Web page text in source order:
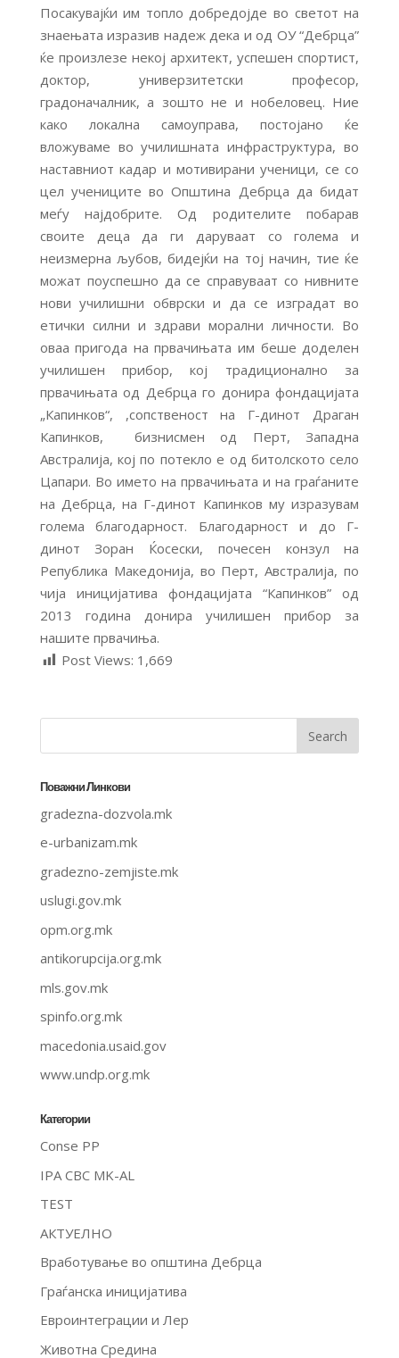
Посакувајќи им топло добредојде во светот на
знаењата изразив надеж дека и од ОУ “Дебрца”
ќе произлезе некој архитект, успешен спортист,
доктор, универзитетски професор,
градоначалник, а зошто не и нобеловец. Ние
како локална самоуправа, постојано ќе
вложуваме во училишната инфраструктура, во
наставниот кадар и мотивирани ученици, се со
цел учениците во Општина Дебрца да бидат
меѓу најдобрите. Од родителите побарав
своите деца да ги даруваат со голема и
неизмерна љубов, бидејќи на тој начин, тие ќе
можат поуспешно да се справуваат со нивните
нови училишни обврски и да се изградат во
етички силни и здрави морални личности. Во
оваа пригода на првачињата им беше доделен
училишен прибор, кој традиционално за
првачињата од Дебрца го донира фондацијата
„Капинков“, ,сопственост на Г-динот Драган
Капинков, бизнисмен од Перт, Западна
Австралија, кој по потекло е од битолското село
Цапари. Во името на првачињата и на граѓаните
на Дебрца, на Г-динот Капинков му изразувам
голема благодарност. Благодарност и до Г-
динот Зоран Ќосески, почесен конзул на
Република Македонија, во Перт, Австралија, по
чија иницијатива фондацијата “Капинков” од
2013 година донира училишен прибор за
нашите првачиња.
Post Views: 1,669
Поважни Линкови
gradezna-dozvola.mk
e-urbanizam.mk
gradezno-zemjiste.mk
uslugi.gov.mk
opm.org.mk
antikorupcija.org.mk
mls.gov.mk
spinfo.org.mk
macedonia.usaid.gov
www.undp.org.mk
Категории
Conse PP
IPA CBC MK-AL
TEST
АКТУЕЛНО
Вработување во општина Дебрца
Граѓанска иницијатива
Евроинтеграции и Лер
Животна Средина